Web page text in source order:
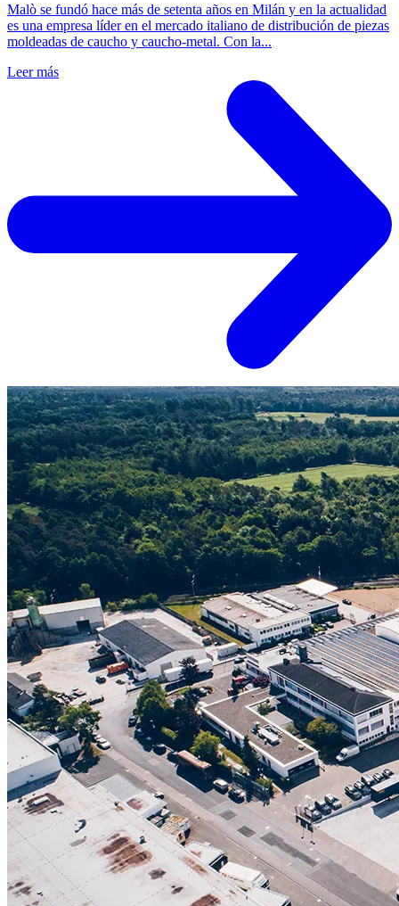
Malò se fundó hace más de setenta años en Milán y en la actualidad
es una empresa líder en el mercado italiano de distribución de piezas
moldeadas de caucho y caucho-metal. Con la...
Leer más